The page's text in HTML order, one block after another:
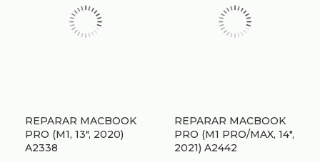
REPARAR MACBOOK
PRO (M1, 13″, 2020)
A2338
REPARAR MACBOOK
PRO (M1 PRO/MAX, 14″,
2021) A2442